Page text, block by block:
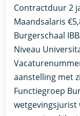
Contractduur 2
Maandsalaris
Burgerschaal
Niveau
aanstelling met
Functiegroep
wetgevingsjurist